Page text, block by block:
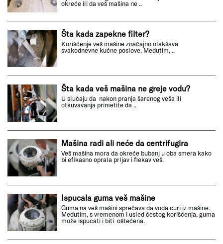
okreće ili da veš mašina ne ..
Šta kada zapekne filter?
Korišćenje veš mašine značajno olakšava
svakodnevne kućne poslove. Međutim, ..
Šta kada veš mašina ne greje vodu?
U slučaju da nakon pranja šarenog veša ili
otkuvavanja primetite da ..
Mašina radi ali neće da centrifugira
Veš mašina mora da okreće bubanj u oba smera kako
bi efikasno oprala prljav i flekav veš.
Ispucala guma veš mašine
Guma na veš mašini sprečava da voda curi iz mašine.
Međutim, s vremenom i usled čestog korišćenja, guma
može ispucati i biti oštećena.